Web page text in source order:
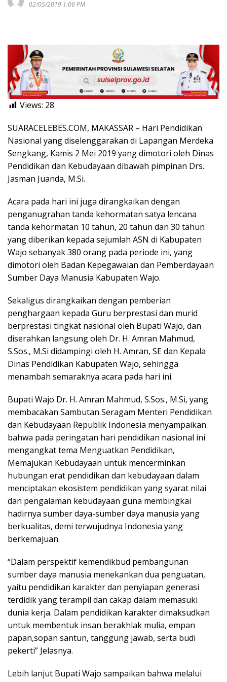
02/05/2019 1:06 PM
Views: 28
SUARACELEBES.COM, MAKASSAR – Hari Pendidikan
Nasional yang diselenggarakan di Lapangan Merdeka
Sengkang, Kamis 2 Mei 2019 yang dimotori oleh Dinas
Pendidikan dan Kebudayaan dibawah pimpinan Drs.
Jasman Juanda, M.Si.
Acara pada hari ini juga dirangkaikan dengan
penganugrahan tanda kehormatan satya lencana
tanda kehormatan 10 tahun, 20 tahun dan 30 tahun
yang diberikan kepada sejumlah ASN di Kabupaten
Wajo sebanyak 380 orang pada periode ini, yang
dimotori oleh Badan Kepegawaian dan Pemberdayaan
Sumber Daya Manusia Kabupaten Wajo.
Sekaligus dirangkaikan dengan pemberian
penghargaan kepada Guru berprestasi dan murid
berprestasi tingkat nasional oleh Bupati Wajo, dan
diserahkan langsung oleh Dr. H. Amran Mahmud,
S.Sos., M.Si didampingi oleh H. Amran, SE dan Kepala
Dinas Pendidikan Kabupaten Wajo, sehingga
menambah semaraknya acara pada hari ini.
Bupati Wajo Dr. H. Amran Mahmud, S.Sos., M.Si, yang
membacakan Sambutan Seragam Menteri Pendidikan
dan Kebudayaan Republik Indonesia menyampaikan
bahwa pada peringatan hari pendidikan nasional ini
mengangkat tema Menguatkan Pendidikan,
Memajukan Kebudayaan untuk mencerminkan
hubungan erat pendidikan dan kebudayaan dalam
menciptakan ekosistem pendidikan yang syarat nilai
dan pengalaman kebudayaan guna membingkai
hadirnya sumber daya-sumber daya manusia yang
berkualitas, demi terwujudnya Indonesia yang
berkemajuan.
“Dalam perspektif kemendikbud pembangunan
sumber daya manusia menekankan dua penguatan,
yaitu pendidikan karakter dan penyiapan generasi
terdidik yang terampil dan cakap dalam memasuki
dunia kerja. Dalam pendidikan karakter dimaksudkan
untuk membentuk insan berakhlak mulia, empan
papan,sopan santun, tanggung jawab, serta budi
pekerti” Jelasnya.
Lebih lanjut Bupati Wajo sampaikan bahwa melalui